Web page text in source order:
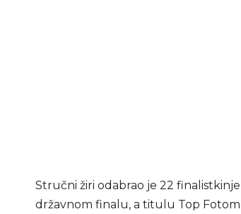
Stručni žiri odabrao je 22
državnom finalu, a titulu Top